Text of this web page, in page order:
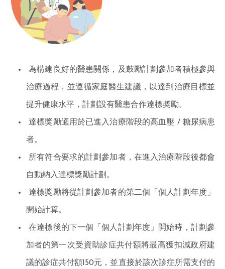
為構建良好的醫患關係，及鼓勵計劃參加者積極參與
治療過程，並遵循家庭醫生建議，以達到治療目標並
提升健康水平，計劃設有醫患合作達標奬勵。
達標獎勵適用於已進入治療階段的高血壓 / 糖尿病患
者。
所有符合要求的計劃參加者，在進入治療階段後都會
自動納入達標獎勵計劃。
達標獎勵將從計劃參加者的第二個「個人計劃年度」
開始計算。
在達標後的下一個「個人計劃年度」開始時，計劃參
加者的第一次受資助診症共付額將最高獲扣減政府建
議的診症共付額150元，並直接於該次診症所需支付的